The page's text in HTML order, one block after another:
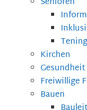
Kirchen
Freiwillige
Bauen